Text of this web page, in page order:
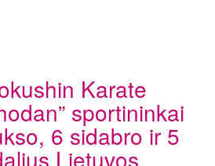
Karate
sportininkai
6 sidabro ir 5
Lietuvos